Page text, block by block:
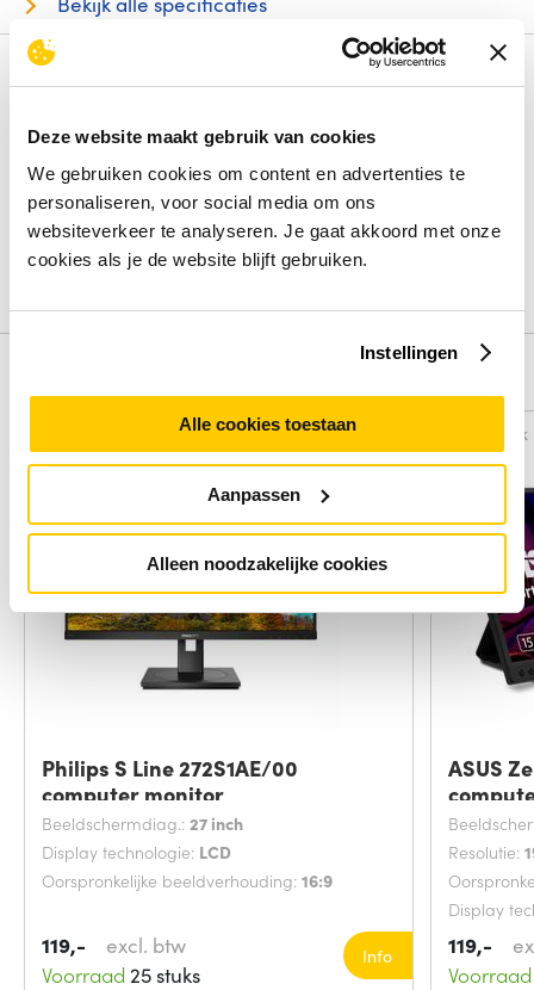
Deze website maakt gebruik van cookies
We gebruiken cookies om content en advertenties te
personaliseren, voor social media om ons
websiteverkeer te analyseren. Je gaat akkoord met onze
cookies als je de website blijft gebruiken.
Instellingen
Alle cookies toestaan
Aanpassen
Alleen noodzakelijke cookies
Review
Beoordelingen binnenkort beschikbaar
Deel je ervaring met het product door het schrijven van een
review.
Schrijf een review
Philips S Line 272S1AE/00
computer monitor
Beeldschermdiag.: 27 inch
Display technologie: LCD
Oorspronkelijke beeldverhouding: 16:9
119,-
excl. btw
Voorraad 25 stuks
Info
Vergelijk
ASUS
Resolutie:
Display
119,-
Voorraad